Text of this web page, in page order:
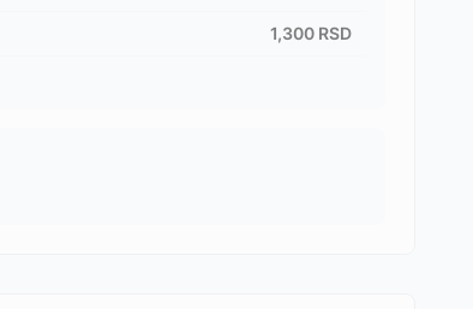
1,300 RSD